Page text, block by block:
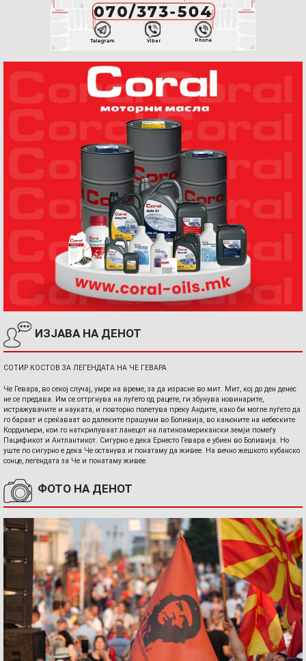
ИЗЈАВА НА ДЕНОТ
СОТИР КОСТОВ ЗА ЛЕГЕНДАТА НА ЧЕ ГЕВАРА
Че Гевара, во секој случај, умре на време, за да израсне во мит. Мит, кој до ден денес
не се предава. Им се оттргнува на луѓето од рацете, ги збунува новинарите,
истражувачите и науката, и повторно полетува преку Андите, како би могле луѓето да
го бараат и среќаваат во далеките прашуми во Боливија, во кањоните на небеските
Кордиљери, кои го наткрилуваат ланецот на латиноамерикански земји помеѓу
Пацификот и Антлантикот. Сигурно е дека Ернесто Гевара е убиен во Боливија. Но
уште по сигурно е дека Че останува и понатаму да живее. На вечно жешкото кубанско
сонце, легендата за Че и понатаму живее.
ФОТО НА ДЕНОТ